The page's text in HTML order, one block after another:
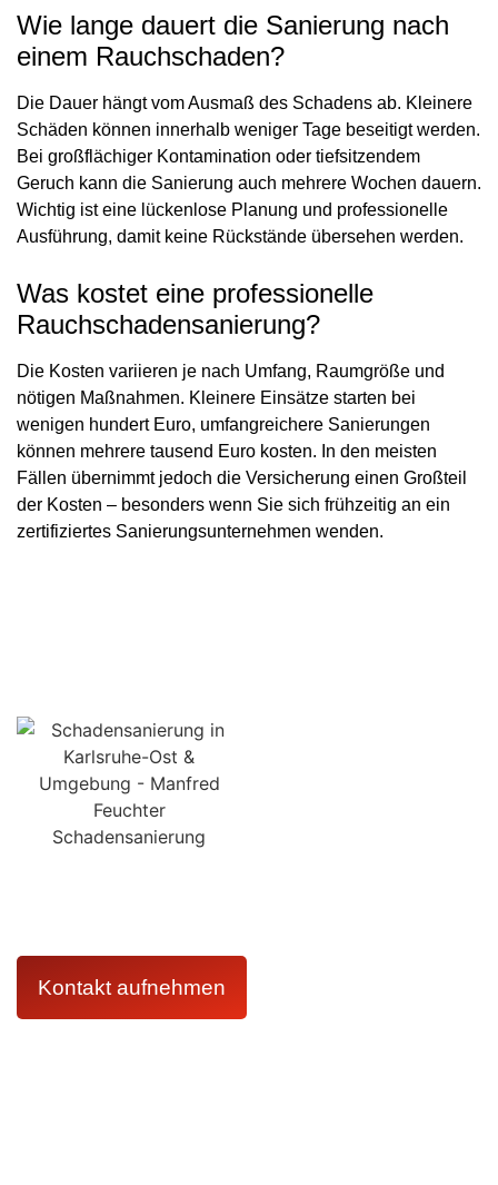
Wie lange dauert die Sanierung nach
einem Rauchschaden?
Die Dauer hängt vom Ausmaß des Schadens ab. Kleinere
Schäden können innerhalb weniger Tage beseitigt werden.
Bei großflächiger Kontamination oder tiefsitzendem
Geruch kann die Sanierung auch mehrere Wochen dauern.
Wichtig ist eine lückenlose Planung und professionelle
Ausführung, damit keine Rückstände übersehen werden.
Was kostet eine professionelle
Rauchschadensanierung?
Die Kosten variieren je nach Umfang, Raumgröße und
nötigen Maßnahmen. Kleinere Einsätze starten bei
wenigen hundert Euro, umfangreichere Sanierungen
können mehrere tausend Euro kosten. In den meisten
Fällen übernimmt jedoch die Versicherung einen Großteil
der Kosten – besonders wenn Sie sich frühzeitig an ein
zertifiziertes Sanierungsunternehmen wenden.
Kontakt aufnehmen